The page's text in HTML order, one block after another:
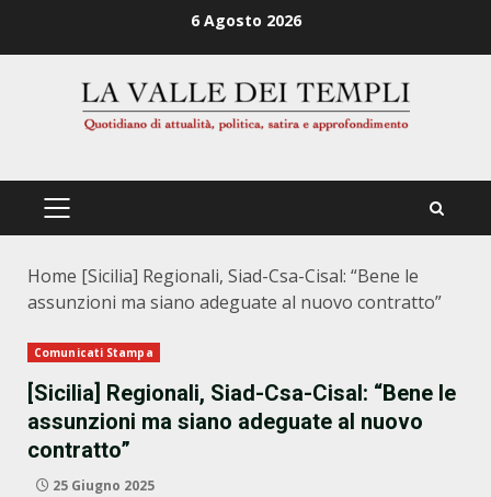
6 Agosto 2026
PRIMÄRES
Home [Sicilia] Regionali, Siad-Csa-Cisal: “Bene le
assunzioni ma siano adeguate al nuovo contratto”
Comunicati Stampa
[Sicilia] Regionali, Siad-Csa-Cisal: “Bene le
assunzioni ma siano adeguate al nuovo
contratto”
25 Giugno 2025